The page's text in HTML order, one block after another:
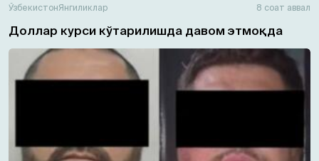
ЎзбекистонЯнгиликлар 8 соат аввал
Доллар курси кўтарилишда давом этмоқда